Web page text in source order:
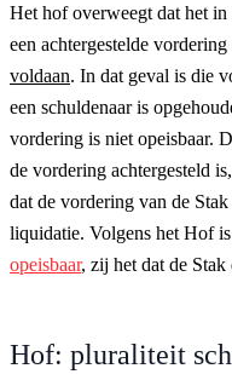
Het hof overweegt dat het
een achtergestelde vordering
voldaan. In dat geval is die
een schuldenaar is
vordering is niet opeisbaar.
de vordering achtergesteld
dat de vordering van de
liquidatie. Volgens het Hof
opeisbaar, zij het dat de Stak
Hof: pluraliteit